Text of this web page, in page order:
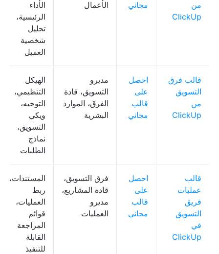
من
ClickUp
مجاني
الأعمال
الأداء
الرئيسية،
تحليل
شخصية
العميل
قالب فرق
التسويق
من
ClickUp
احصل
على
قالب
مجاني
مديرو
التسويق، قادة
الفرق، الموارد
البشرية
الهيكل
التنظيمي،
التوجيه،
ويكي
التسويق،
نماذج
الطلبات
قالب
عمليات
فريق
التسويق
في
ClickUp
احصل
على
قالب
مجاني
فرق التسويق،
قادة المشاريع،
مديرو
العمليات
المستندات،
ربط
العمليات،
قوائم
المراجعة
القابلة
للتنفيذ